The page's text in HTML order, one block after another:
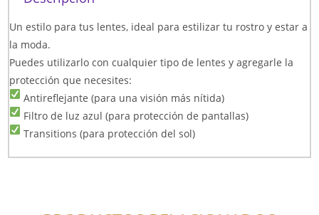
Un estilo para tus lentes, ideal para estilizar tu rostro y estar a
la moda.
Puedes utilizarlo con cualquier tipo de lentes y agregarle la
protección que necesites:
Antireflejante (para una visión más nítida)
Filtro de luz azul (para protección de pantallas)
Transitions (para protección del sol)